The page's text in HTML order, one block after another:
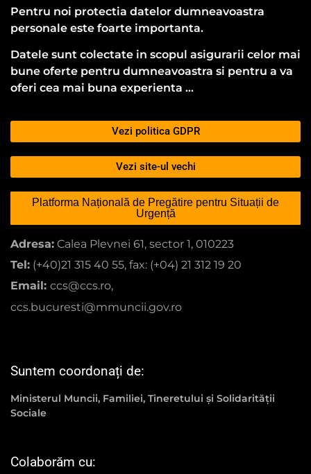
Pentru noi protectia datelor dumneavoastra
personale este foarte importanta.
Datele sunt colectate in scopul asigurarii celor mai
bune oferte pentru dumneavoastra si pentru a va
oferi cea mai buna experienta …
Vezi politica GDPR
Vezi site-ul vechi
Platforma Națională de Pregătire pentru Situații de
Urgență
Adresa: Calea Plevnei 61, sector 1, 010223
Tel: (+40)21 315 40 55, fax: (+04) 21 312 19 20
Email: ccs@ccs.ro,
ccs.bucuresti@mmuncii.gov.ro
Suntem coordonați de:
Ministerul Muncii, Familiei, Tineretului și Solidarității
Sociale
Colaborăm cu: